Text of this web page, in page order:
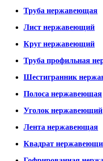
Труба нержавеющая
Лист нержавеющий
Круг нержавеющий
Труба профильная
Шестигранник
Полоса нержавеющая
Уголок нержавеющий
Лента нержавеющая
Квадрат